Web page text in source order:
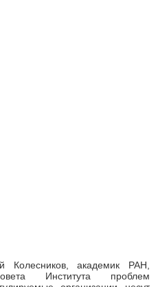
академик РАН,
Института проблем